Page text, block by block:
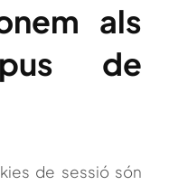
als
de
de sessió són